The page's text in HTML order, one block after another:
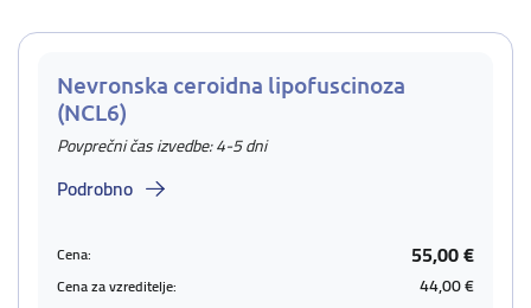
Nevronska ceroidna lipofuscinoza
(NCL6)
Povprečni čas izvedbe: 4-5 dni
Podrobno
Cena: 55,00 €
Cena za vzreditelje: 44,00 €